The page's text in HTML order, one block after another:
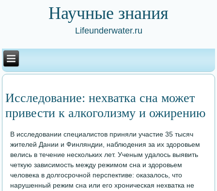
Научные знания
Lifeunderwater.ru
Исследование: нехватка сна может
привести к алкоголизму и ожирению
В исследовании специалистов приняли участие 35 тысяч
жителей Дании и Финляндии, наблюдения за их здоровьем
велись в течение нескольких лет. Ученым удалось выявить
четкую зависимость между режимом сна и здоровьем
человека в долгосрочной перспективе: оказалось, что
нарушенный режим сна или его хроническая нехватка не